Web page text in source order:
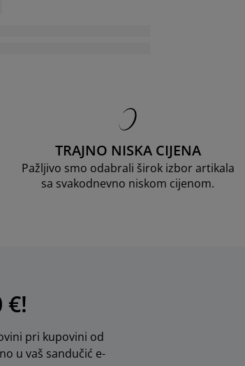
TRAJNO NISKA CIJENA
Pažljivo smo odabrali širok izbor artikala
sa svakodnevno niskom cijenom.
€!
pri kupovini od
u vaš sandučić e-